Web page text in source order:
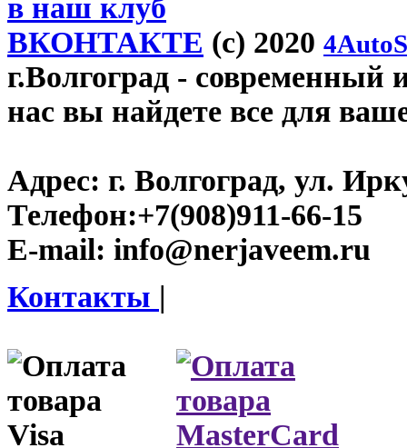
в наш клуб
ВКОНТАКТЕ (c) 2020
г.Волгоград - современный
нас вы найдете все для
Адрес: г. Волгоград, ул.
Телефон:+7(908)911-66-15
E-mail: info@nerjaveem.ru
Контакты |